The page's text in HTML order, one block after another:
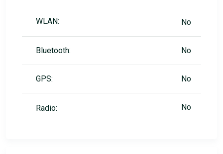
WLAN: No
Bluetooth: No
GPS: No
Radio: No